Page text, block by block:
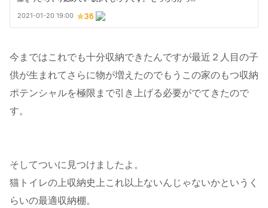
今まではこれでも十分収納できたんですが最近２人目の子
供が生まれてさらに物が増えたのでもうこの家のもつ収納
ポテンシャルを極限まで引き上げる必要がでてきたので
す。
そしてついに見つけましたよ。
猫トイレの上収納史上これ以上ないんじゃないかというく
らいの最適収納棚。